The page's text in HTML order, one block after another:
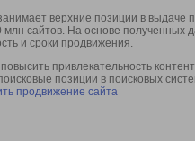
верхние позиции в
сайтов. На основе полученных
и сроки продвижения.
привлекательность
позиции в поисковых
продвижение сайта